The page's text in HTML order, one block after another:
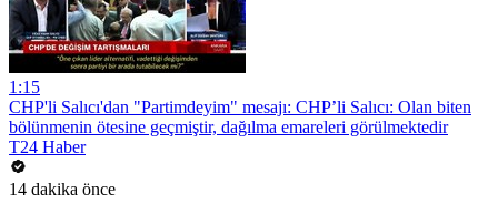
1:15
CHP'li Salıcı'dan "Partimdeyim" mesajı: CHP’li Salıcı: Olan biten
bölünmenin ötesine geçmiştir, dağılma emareleri görülmektedir
T24 Haber
14 dakika önce